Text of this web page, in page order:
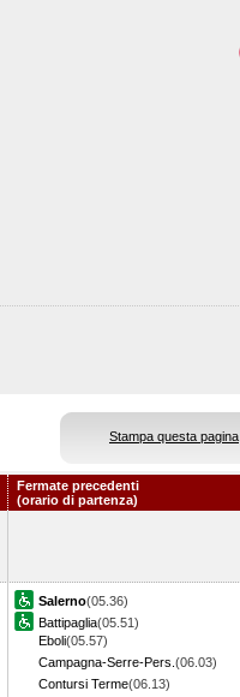
Stampa questa pagina
Fermate precedenti
(orario di partenza)
Salerno(05.36)
Battipaglia(05.51)
Eboli(05.57)
Campagna-Serre-Pers. (06.03)
Contursi Terme(06.13)